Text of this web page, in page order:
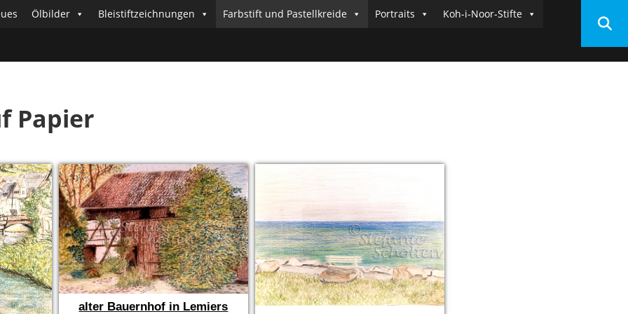
Ölbilder Bleistiftzeichnungen Farbstift und Pastellkreide Portraits Koh-i-Noor-Stifte
Papier
alter Bauernhof in Lemiers